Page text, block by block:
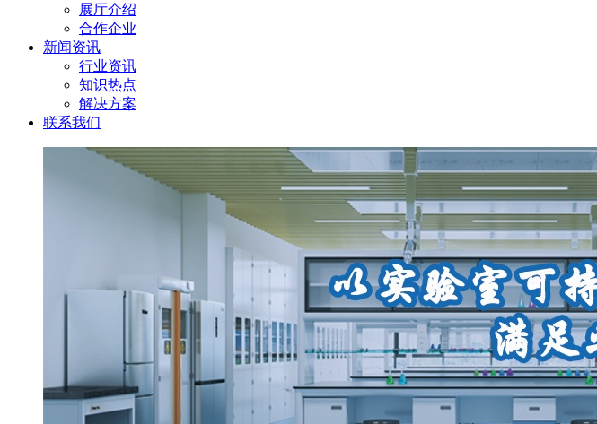
展厅介绍
合作企业
新闻资讯
行业资讯
知识热点
解决方案
联系我们